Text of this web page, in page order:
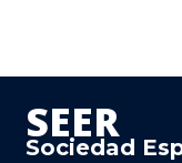
SEER
Sociedad